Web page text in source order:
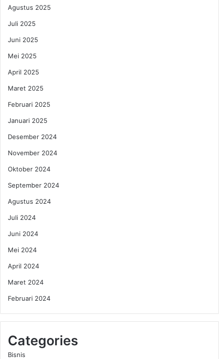
i
a
,
n
e
s
e
r
N
m
t
2
5
C
i
t
K
r
i
,
K
s
a
a
n
d
a
K
u
n
g
Agustus 2025
Juli 2025
Juni 2025
Mei 2025
April 2025
Maret 2025
Februari 2025
Januari 2025
Desember 2024
November 2024
Oktober 2024
September 2024
Agustus 2024
Juli 2024
Juni 2024
Mei 2024
April 2024
Maret 2024
Februari 2024
Categories
Bisnis